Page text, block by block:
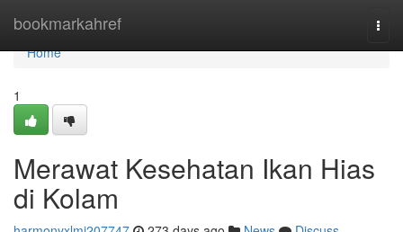
bookmarkahref
Home
Home
1
Merawat Kesehatan Ikan Hias
di Kolam